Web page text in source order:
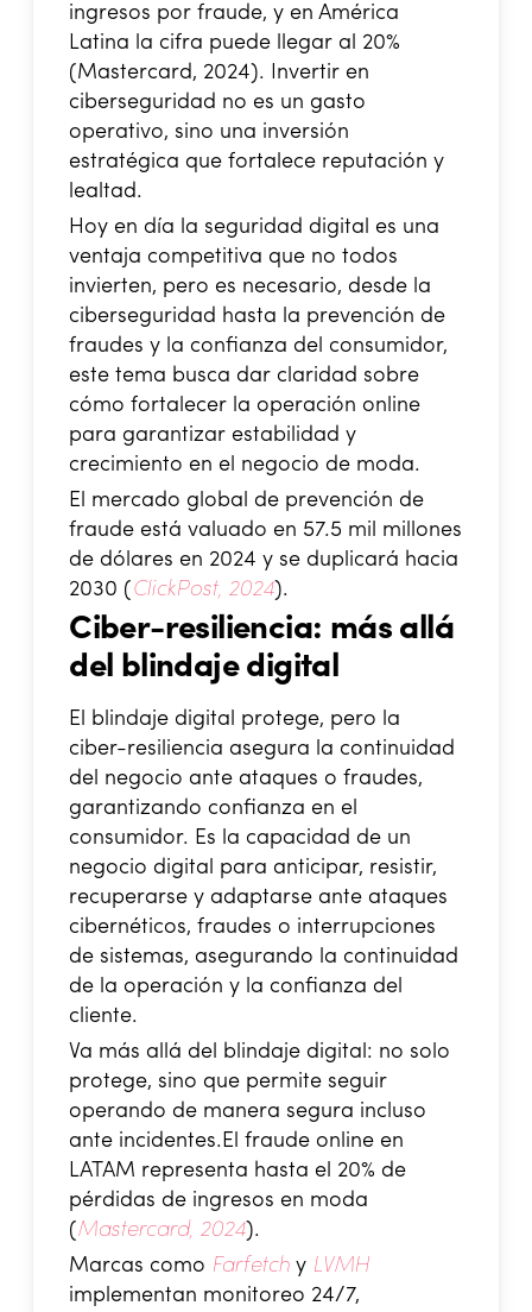
ingresos por fraude, y en América
Latina la cifra puede llegar al 20%
(Mastercard, 2024). Invertir en
ciberseguridad no es un gasto
operativo, sino una inversión
estratégica que fortalece reputación y
lealtad.
Hoy en día la seguridad digital es una
ventaja competitiva que no todos
invierten, pero es necesario, desde la
ciberseguridad hasta la prevención de
fraudes y la confianza del consumidor,
este tema busca dar claridad sobre
cómo fortalecer la operación online
para garantizar estabilidad y
crecimiento en el negocio de moda.
El mercado global de prevención de
fraude está valuado en 57.5 mil millones
de dólares en 2024 y se duplicará hacia
2030 (ClickPost, 2024).
Ciber-resiliencia: más allá
del blindaje digital
El blindaje digital protege, pero la
ciber-resiliencia asegura la continuidad
del negocio ante ataques o fraudes,
garantizando confianza en el
consumidor. Es la capacidad de un
negocio digital para anticipar, resistir,
recuperarse y adaptarse ante ataques
cibernéticos, fraudes o interrupciones
de sistemas, asegurando la continuidad
de la operación y la confianza del
cliente.
Va más allá del blindaje digital: no solo
protege, sino que permite seguir
operando de manera segura incluso
ante incidentes.El fraude online en
LATAM representa hasta el 20% de
pérdidas de ingresos en moda
(Mastercard, 2024).
Marcas como Farfetch y LVMH
implementan monitoreo 24/7,